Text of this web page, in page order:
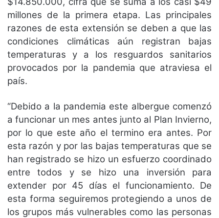
millones de la primera etapa. Las principales
razones de esta extensión se deben a que las
condiciones climáticas aún registran bajas
temperaturas y a los resguardos sanitarios
provocados por la pandemia que atraviesa el
país.
“Debido a la pandemia este albergue comenzó
a funcionar un mes antes junto al Plan Invierno,
por lo que este año el termino era antes. Por
esta razón y por las bajas temperaturas que se
han registrado se hizo un esfuerzo coordinado
entre todos y se hizo una inversión para
extender por 45 días el funcionamiento. De
esta forma seguiremos protegiendo a unos de
los grupos más vulnerables como las personas